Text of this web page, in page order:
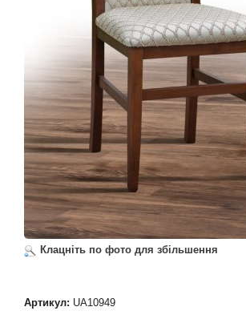
Клацніть по фото для збільшення
Артикул: UA10949